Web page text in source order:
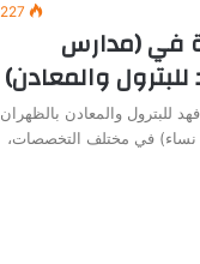
227
في (مدارس
والمعادن)
للبترول والمعادن بالظهران
نساء) في مختلف التخصصات،